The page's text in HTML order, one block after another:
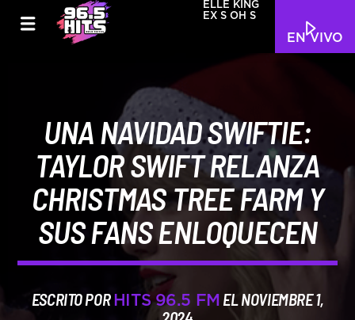
EN VIVO
ELLE KING
EX S OH S
UNA NAVIDAD SWIFTIE:
TAYLOR SWIFT RELANZA
CHRISTMAS TREE FARM Y
SUS FANS ENLOQUECEN
ESCRITO POR HITS 96.5 FM EL NOVIEMBRE 1,